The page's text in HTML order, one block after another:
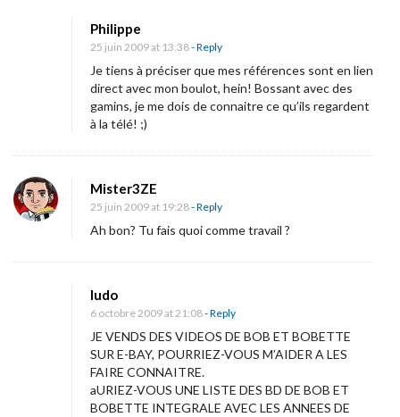
Philippe
25 juin 2009 at 13:38- Reply
Je tiens à préciser que mes références sont en lien
direct avec mon boulot, hein! Bossant avec des
gamins, je me dois de connaitre ce qu’ils regardent
à la télé! ;)
Mister3ZE
25 juin 2009 at 19:28- Reply
Ah bon? Tu fais quoi comme travail ?
ludo
6 octobre 2009 at 21:08- Reply
JE VENDS DES VIDEOS DE BOB ET BOBETTE
SUR E-BAY, POURRIEZ-VOUS M’AIDER A LES
FAIRE CONNAITRE.
aURIEZ-VOUS UNE LISTE DES BD DE BOB ET
BOBETTE INTEGRALE AVEC LES ANNEES DE